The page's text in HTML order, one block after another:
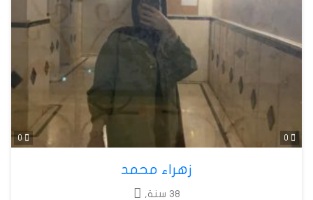
0
زهراء محمد
38 سنة,